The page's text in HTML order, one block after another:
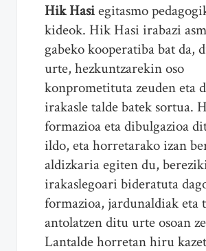
Hik Hasiegitasmo
kideok. Hik Hasi irabazi
gabeko kooperatiba bat da,
urte, hezkuntzarekin oso
konprometituta zeuden eta
irakasle talde batek sortua.
formazioa eta dibulgazioa
ildo, eta horretarako izan
aldizkaria egiten du,
irakaslegoari bideratuta
formazioa, jardunaldiak eta
antolatzen ditu urte osoan
Lantalde horretan hiru